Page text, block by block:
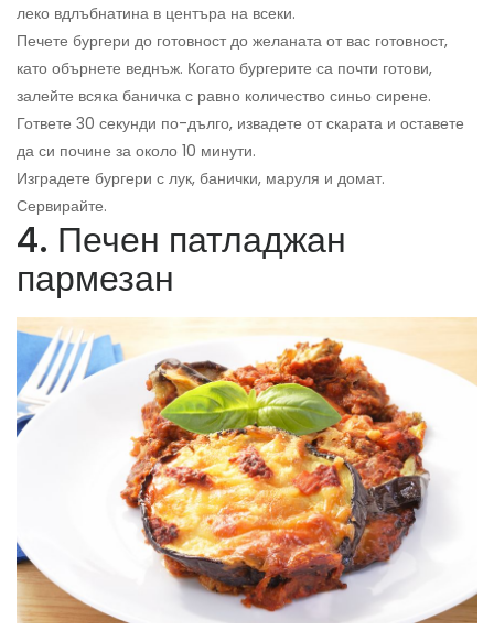
леко вдлъбнатина в центъра на всеки.
Печете бургери до готовност до желаната от вас готовност,
като обърнете веднъж. Когато бургерите са почти готови,
залейте всяка баничка с равно количество синьо сирене.
Гответе 30 секунди по-дълго, извадете от скарата и оставете
да си почине за около 10 минути.
Изградете бургери с лук, банички, маруля и домат.
Сервирайте.
4. Печен патладжан
пармезан